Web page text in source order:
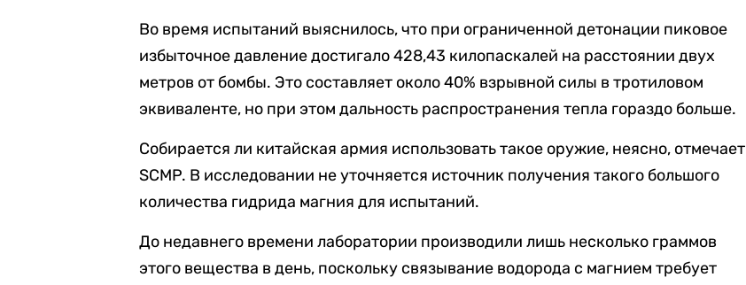
Во время испытаний выяснилось, что при ограниченной детонации пиковое
избыточное давление достигало 428,43 килопаскалей на расстоянии двух
метров от бомбы. Это составляет около 40% взрывной силы в тротиловом
эквиваленте, но при этом дальность распространения тепла гораздо больше.
Собирается ли китайская армия использовать такое оружие, неясно, отмечает
SCMP. В исследовании не уточняется источник получения такого большого
количества гидрида магния для испытаний.
До недавнего времени лаборатории производили лишь несколько граммов
этого вещества в день, поскольку связывание водорода с магнием требует